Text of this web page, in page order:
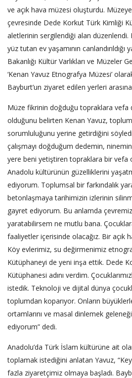
ve açık hava müzesi oluşturdu.
çevresinde Dede Korkut Türk Kimliği
aletlerinin sergilendiği alan
yüz tutan ev yaşamının canlandırıldığı
Bakanlığı Kültür Varlıkları ve Müzeler
‘Kenan Yavuz Etnografya Müzesi’
Bayburt’un ziyaret edilen yerleri
Müze fikrinin doğduğu topraklara vefa
olduğunu belirten Kenan Yavuz,
sorumluluğunu yerine getirdiğini
çalışmayı doğduğum dedemin,
yere beni yetiştiren topraklara bir vefa
Anadolu kültürünün güzelliklerini
ediyorum. Toplumsal bir farkındalık
betonlaşmaya tarihimizin izlerinin
gayret ediyorum. Bu anlamda
yaratabilirsem ne mutlu bana.
faaliyetler içerisinde olacağız. Bir açık
Köy evlerimiz, su değirmenimiz
Kütüphaneyi de yeni inşa ettik. Dede
Kütüphanesi adını verdim.
istedik. Teknoloji ve dijital dünya
toplumdan koparıyor. Onların
ortamlarını ve masal dinlemek
ediyorum” dedi.
Anadolu’da Türk İslam kültürüne ait
toplamak istediğini anlatan Yavuz,
fazla ziyaretçimiz olmaya başladı.